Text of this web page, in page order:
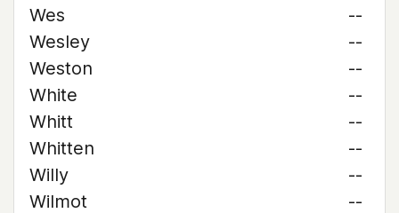
Wes
--
Wesley
--
Weston
--
White
--
Whitt
--
Whitten
--
Willy
--
Wilmot
--